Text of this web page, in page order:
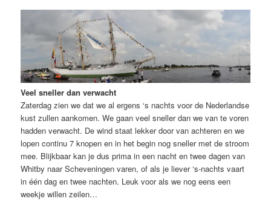
Veel sneller dan verwacht
Zaterdag zien we dat we al ergens ‘s nachts voor de Nederlandse
kust zullen aankomen. We gaan veel sneller dan we van te voren
hadden verwacht. De wind staat lekker door van achteren en we
lopen continu 7 knopen en in het begin nog sneller met de stroom
mee. Blijkbaar kan je dus prima in een nacht en twee dagen van
Whitby naar Scheveningen varen, of als je liever ‘s-nachts vaart
in één dag en twee nachten. Leuk voor als we nog eens een
weekje willen zeilen…